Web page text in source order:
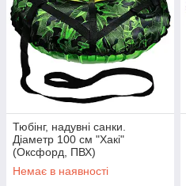
Тюбінг, надувні санки.
Діаметр 100 см "Хакі"
(Оксфорд, ПВХ)
Немає в наявності